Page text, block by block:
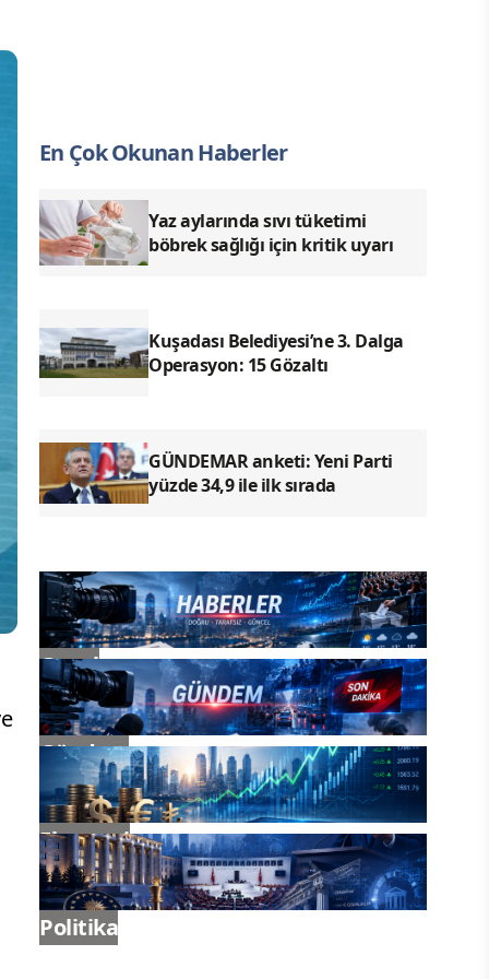
En Çok Okunan Haberler
Yaz aylarında sıvı tüketimi
böbrek sağlığı için kritik uyarı
Kuşadası Belediyesi’ne 3. Dalga
Operasyon: 15 Gözaltı
GÜNDEMAR anketi: Yeni Parti
yüzde 34,9 ile ilk sırada
Genel
Gündem
Ekonomi
Politika